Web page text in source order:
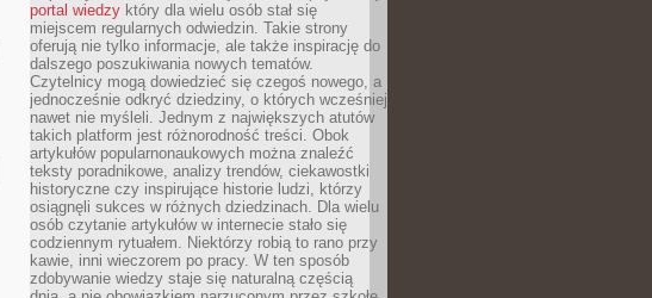
portal wiedzy który dla wielu osób stał się
miejscem regularnych odwiedzin. Takie strony
oferują nie tylko informacje, ale także inspirację do
dalszego poszukiwania nowych tematów.
Czytelnicy mogą dowiedzieć się czegoś nowego, a
jednocześnie odkryć dziedziny, o których wcześniej
nawet nie myśleli. Jednym z największych atutów
takich platform jest różnorodność treści. Obok
artykułów popularnonaukowych można znaleźć
teksty poradnikowe, analizy trendów, ciekawostki
historyczne czy inspirujące historie ludzi, którzy
osiągnęli sukces w różnych dziedzinach. Dla wielu
osób czytanie artykułów w internecie stało się
codziennym rytuałem. Niektórzy robią to rano przy
kawie, inni wieczorem po pracy. W ten sposób
zdobywanie wiedzy staje się naturalną częścią